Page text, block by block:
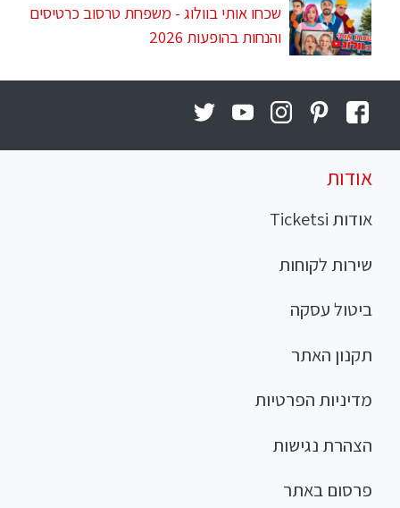
שכחו אותי בוולוג - משפחת טרסוב כרטיסים
והנחות בהופעות 2026
אודות
אודות Ticketsi
שירות לקוחות
ביטול עסקה
תקנון האתר
מדיניות הפרטיות
הצהרת נגישות
פרסום באתר